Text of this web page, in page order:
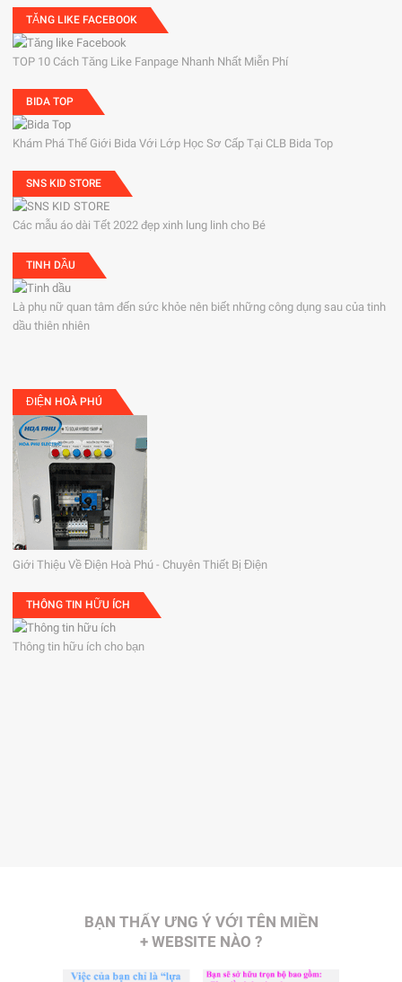
TĂNG LIKE FACEBOOK
TOP 10 Cách Tăng Like Fanpage Nhanh Nhất Miễn Phí
BIDA TOP
Khám Phá Thế Giới Bida Với Lớp Học Sơ Cấp Tại CLB Bida Top
SNS KID STORE
Các mẫu áo dài Tết 2022 đẹp xinh lung linh cho Bé
TINH DẦU
Là phụ nữ quan tâm đến sức khỏe nên biết những công dụng sau của tinh
dầu thiên nhiên
ĐIỆN HOÀ PHÚ
Giới Thiệu Về Điện Hoà Phú - Chuyên Thiết Bị Điện
THÔNG TIN HỮU ÍCH
Thông tin hữu ích cho bạn
BẠN THẤY ƯNG Ý VỚI TÊN MIỀN
+ WEBSITE NÀO ?